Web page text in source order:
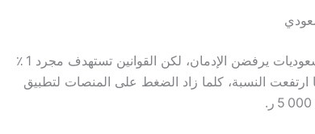
الرقم 7 يُظهر أن 7 من كل 10 لاعبات سعوديات يرفضن الإدمان، لكن القوانين تستهدف مجرد 1 ٪
النسبة، كلما زاد الضغط على المنصات لتطبيق